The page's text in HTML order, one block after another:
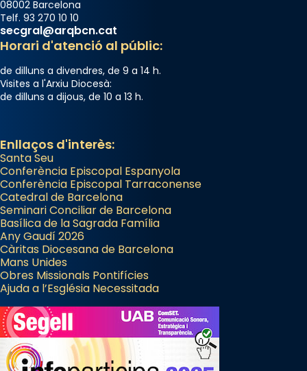
08002 Barcelona
Telf. 93 270 10 10
secgral@arqbcn.cat
Horari d'atenció al públic:
de dilluns a divendres, de 9 a 14 h.
Visites a l'Arxiu Diocesà:
de dilluns a dijous, de 10 a 13 h.
Enllaços d'interès:
Santa Seu
Conferència Episcopal Espanyola
Conferència Episcopal Tarraconense
Catedral de Barcelona
Seminari Conciliar de Barcelona
Basílica de la Sagrada Família
Any Gaudí 2026
Càritas Diocesana de Barcelona
Mans Unides
Obres Missionals Pontifícies
Ajuda a l’Església Necessitada